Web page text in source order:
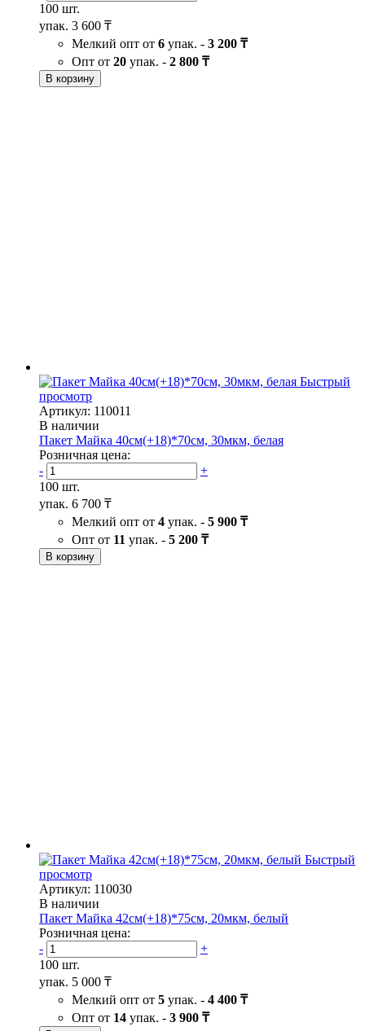
100 шт.
упак. 3 600 ₸
Мелкий опт от 6 упак. - 3 200 ₸
Опт от 20 упак. - 2 800 ₸
В корзину
Быстрый
просмотр
Артикул: 110011
В наличии
Пакет Майка 40см(+18)*70см, 30мкм, белая
Розничная цена:
-
+
100 шт.
упак. 6 700 ₸
Мелкий опт от 4 упак. - 5 900 ₸
Опт от 11 упак. - 5 200 ₸
В корзину
Быстрый
просмотр
Артикул: 110030
В наличии
Пакет Майка 42см(+18)*75см, 20мкм, белый
Розничная цена:
-
+
100 шт.
упак. 5 000 ₸
Мелкий опт от 5 упак. - 4 400 ₸
Опт от 14 упак. - 3 900 ₸